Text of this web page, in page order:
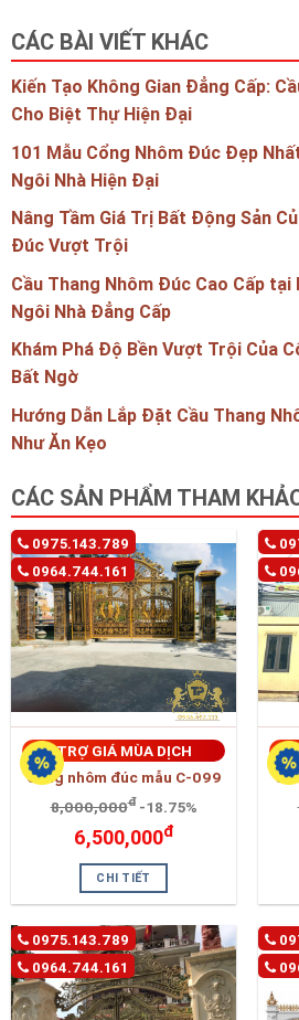
CÁC BÀI VIẾT KHÁC
Kiến Tạo Không Gian Đẳng Cấp:
Cho Biệt Thự Hiện Đại
101 Mẫu Cổng Nhôm Đúc Đẹp
Ngôi Nhà Hiện Đại
Nâng Tầm Giá Trị Bất Động Sản
Đúc Vượt Trội
Cầu Thang Nhôm Đúc Cao Cấp tại
Ngôi Nhà Đẳng Cấp
Khám Phá Độ Bền Vượt Trội Của
Bất Ngờ
Hướng Dẫn Lắp Đặt Cầu Thang
Như Ăn Kẹo
CÁC SẢN PHẨM THAM
0975.143.789
0964.744.161
TRỢ GIÁ MÙA DỊCH
Cổng nhôm đúc mẫu C-099
8,000,000đ -18.75%
6,500,000đ
CHI TIẾT
0975.143.789
0964.744.161